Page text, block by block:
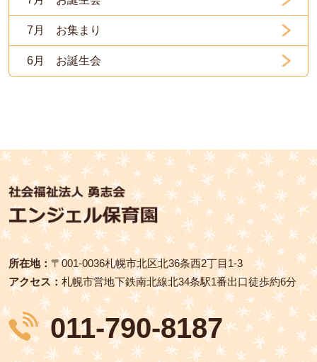
7月 お集まり
6月 お誕生会
所在地： 〒001‑0036札幌市北区北36条西2丁目1-3
アクセス：札幌市営地下鉄南北線北34条駅1番出口徒歩約6分
011-790-8187